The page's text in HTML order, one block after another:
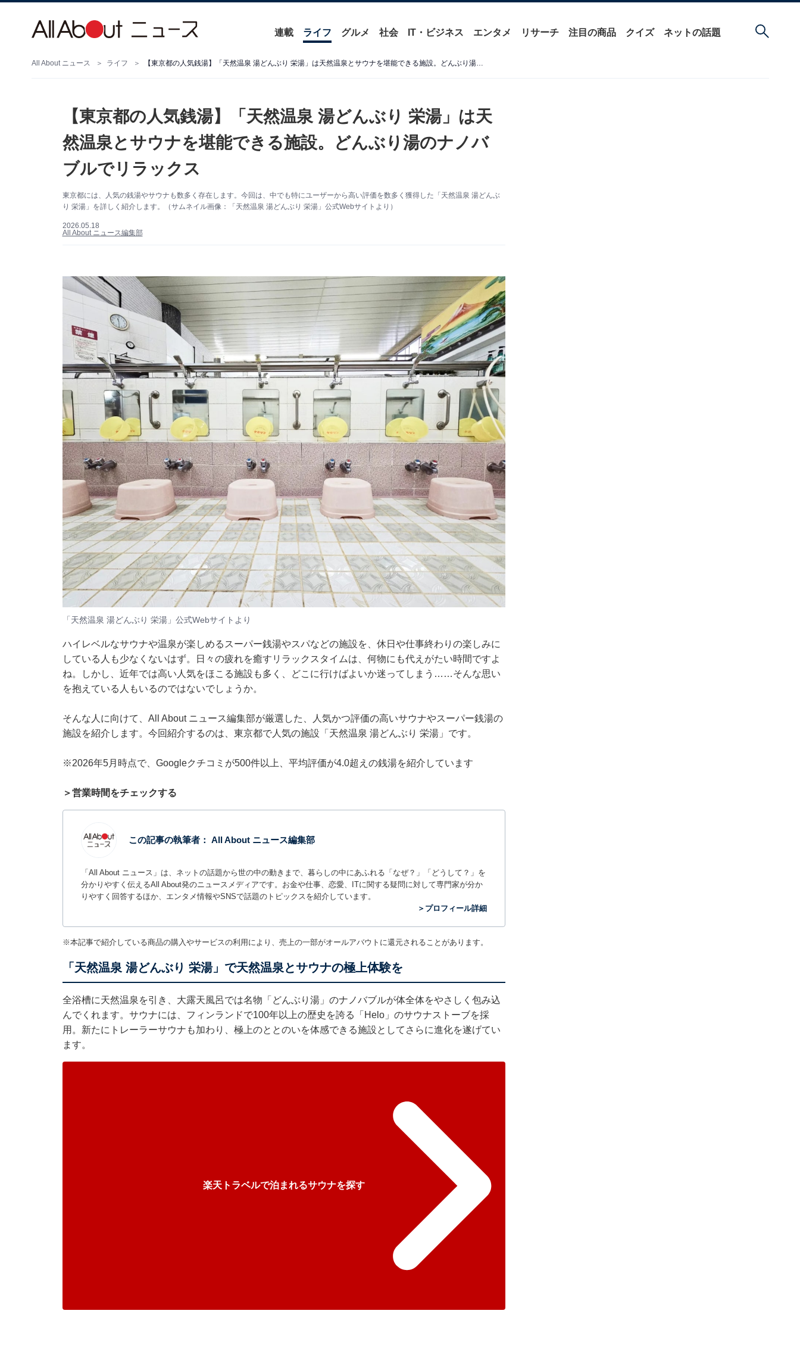
連載 ライフ グルメ 社会 IT・ビジネス エンタメ リサーチ 注目の商品 クイズ ネットの話題
All About ニュース ライフ 【東京都の人気銭湯】「天然温泉 湯どんぶり 栄湯」は天然温泉とサウナを堪能できる施設。どんぶり湯のナノバブルでリラックス
【東京都の人気銭湯】「天然温泉 湯どんぶり 栄湯」は天
然温泉とサウナを堪能できる施設。どんぶり湯のナノバ
ブルでリラックス
東京都には、人気の銭湯やサウナも数多く存在します。今回は、中でも特にユーザーから高い評価を数多く獲得した「天然温泉 湯どんぶ
り 栄湯」を詳しく紹介します。（サムネイル画像：「天然温泉 湯どんぶり 栄湯」公式Webサイトより）
2026.05.18
All About ニュース編集部
「天然温泉 湯どんぶり 栄湯」公式Webサイトより
ハイレベルなサウナや温泉が楽しめるスーパー銭湯やスパなどの施設を、休日や仕事終わりの楽しみに
している人も少なくないはず。日々の疲れを癒すリラックスタイムは、何物にも代えがたい時間ですよ
ね。しかし、近年では高い人気をほこる施設も多く、どこに行けばよいか迷ってしまう……そんな思い
を抱えている人もいるのではないでしょうか。
そんな人に向けて、All About ニュース編集部が厳選した、人気かつ評価の高いサウナやスーパー銭湯の
施設を紹介します。今回紹介するのは、東京都で人気の施設「天然温泉 湯どんぶり 栄湯」です。
※2026年5月時点で、Googleクチコミが500件以上、平均評価が4.0超えの銭湯を紹介しています
＞営業時間をチェックする
この記事の執筆者： All About ニュース編集部
「All About ニュース」は、ネットの話題から世の中の動きまで、暮らしの中にあふれる「なぜ？」「どうして？」を
分かりやすく伝えるAll About発のニュースメディアです。お金や仕事、恋愛、ITに関する疑問に対して専門家が分か
りやすく回答するほか、エンタメ情報やSNSで話題のトピックスを紹介しています。
＞プロフィール詳細
※本記事で紹介している商品の購入やサービスの利用により、売上の一部がオールアバウトに還元されることがあります。
「天然温泉 湯どんぶり 栄湯」で天然温泉とサウナの極上体験を
全浴槽に天然温泉を引き、大露天風呂では名物「どんぶり湯」のナノバブルが体全体をやさしく包み込
んでくれます。サウナには、フィンランドで100年以上の歴史を誇る「Helo」のサウナストーブを採
用。新たにトレーラーサウナも加わり、極上のととのいを体感できる施設としてさらに進化を遂げてい
ます。
楽天トラベルで泊まれるサウナを探す